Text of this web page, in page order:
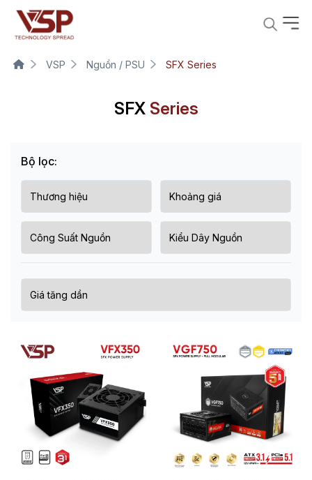
VSP Nguồn / PSU SFX Series
SFXSeries
Bộ lọc: